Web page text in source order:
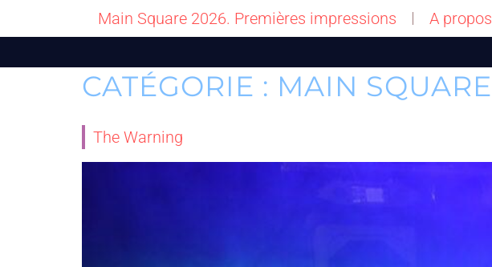
Main Square 2026. Premières impressions A propos
CATÉGORIE : MAIN SQUARE
The Warning